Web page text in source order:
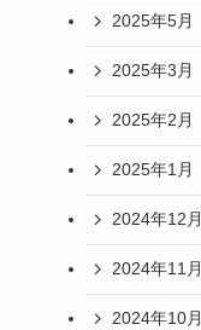
2025年5月
2025年3月
2025年2月
2025年1月
2024年12月
2024年11月
2024年10月